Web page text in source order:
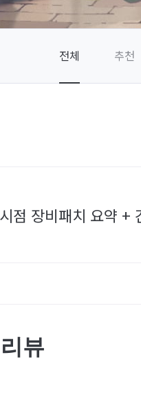
전체 추천
점 장비패치 요약
뷰